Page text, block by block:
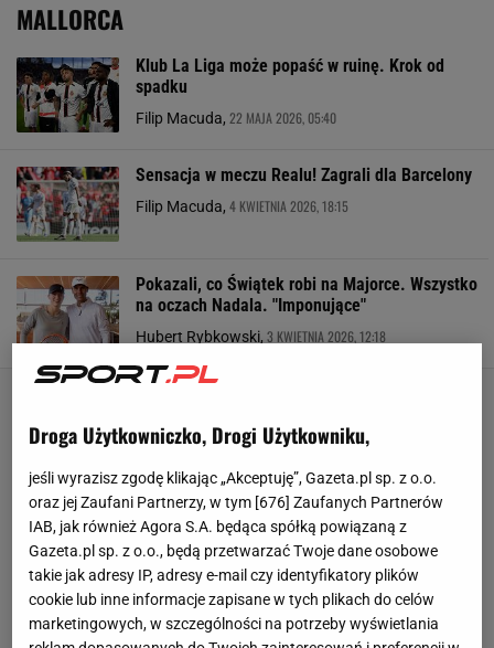
MALLORCA
Klub La Liga może popaść w ruinę. Krok od
spadku
Filip Macuda, 22 MAJA 2026, 05:40
Sensacja w meczu Realu! Zagrali dla Barcelony
Filip Macuda, 4 KWIETNIA 2026, 18:15
Pokazali, co Świątek robi na Majorce. Wszystko
na oczach Nadala. "Imponujące"
Hubert Rybkowski, 3 KWIETNIA 2026, 12:18
Droga Użytkowniczko, Drogi Użytkowniku,
jeśli wyrazisz zgodę klikając „Akceptuję”, Gazeta.pl sp. z o.o.
oraz jej Zaufani Partnerzy, w tym [676] Zaufanych Partnerów
IAB, jak również Agora S.A. będąca spółką powiązaną z
Gazeta.pl sp. z o.o., będą przetwarzać Twoje dane osobowe
takie jak adresy IP, adresy e-mail czy identyfikatory plików
cookie lub inne informacje zapisane w tych plikach do celów
marketingowych, w szczególności na potrzeby wyświetlania